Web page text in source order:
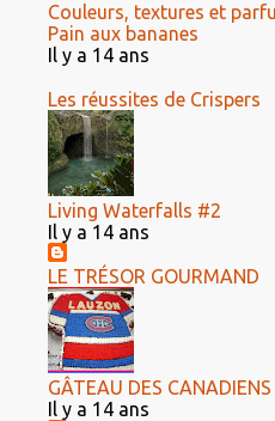
Couleurs, textures et
Pain aux bananes
Il y a 14 ans
Les réussites de Crispers
Living Waterfalls #2
Il y a 14 ans
LE TRÉSOR GOURMAND
GÂTEAU DES CANADIENS
Il y a 14 ans